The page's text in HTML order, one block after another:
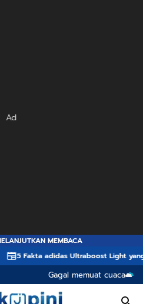
Ad
MEMBACA
adidas Ultraboost Light yang
Gagal memuat cuaca